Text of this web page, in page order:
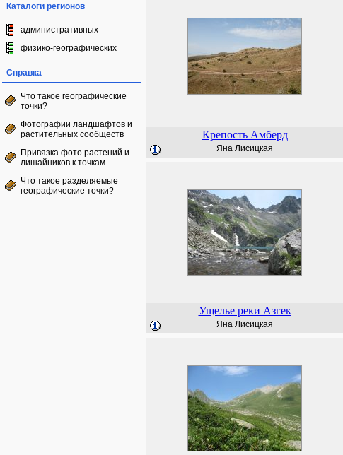
Каталоги регионов
административных
физико-географических
Справка
Что такое географические
точки?
Фотографии ландшафтов и
растительных сообществ
Привязка фото растений и
лишайников к точкам
Что такое разделяемые
географические точки?
Крепость Амберд
Яна Лисицкая
Ущелье реки Азгек
Яна Лисицкая